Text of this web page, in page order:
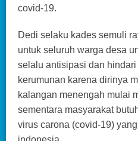
covid-19.
Dedi selaku kades semuli
untuk seluruh warga desa
selalu antisipasi dan
kerumunan karena dirinya
kalangan menengah mulai
sementara masyarakat
virus carona (covid-19)